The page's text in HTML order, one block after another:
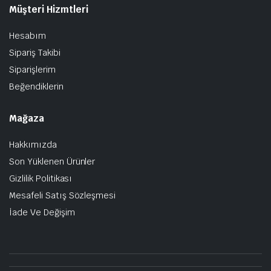
Müşteri Hizmtleri
Hesabım
Sipariş Takibi
Siparişlerim
Beğendiklerin
Mağaza
Hakkımızda
Son Yüklenen Ürünler
Gizlilik Politikası
Mesafeli Satış Sözleşmesi
İade Ve Değişim